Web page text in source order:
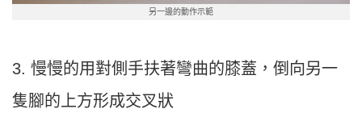
另一邊的動作示範
3. 慢慢的用對側手扶著彎曲的膝蓋，倒向另一
隻腳的上方形成交叉狀